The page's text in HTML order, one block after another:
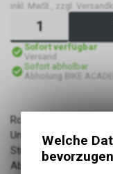
inkl. MwSt., zzgl.
Sofort verfügbar
Versand
Sofort abholbar
Abholung BIKE
Robuste Shorts für
Unsere Shorts
Stretch für
Abdeckung bei deinen
Welche